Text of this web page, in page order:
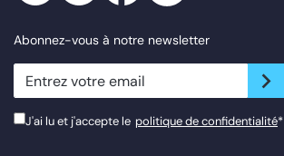
Abonnez-vous à notre newsletter
newsletter.suscribe
J'ai lu et j'accepte le politique de confidentialité*